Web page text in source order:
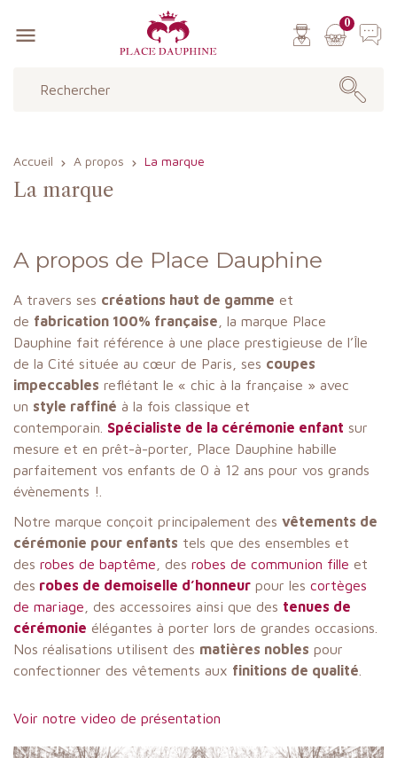
 0
Accueil A propos La marque
La marque
A propos de Place Dauphine
A travers ses créations haut de gamme et
de fabrication 100% française , la marque Place
Dauphine fait référence à une place prestigieuse de l’Île
de la Cité située au cœur de Paris, ses coupes
impeccables reflétant le « chic à la française » avec
un style raffiné à la fois classique et
contemporain. Spécialiste de la cérémonie enfant sur
mesure et en prêt-à-porter, Place Dauphine habille
parfaitement vos enfants de 0 à 12 ans pour vos grands
évènements !.
Notre marque conçoit principalement des vêtements de
cérémonie pour enfants tels que des ensembles et
des robes de baptême , des robes de communion fille et
des robes de demoiselle d’honneur pour les cortèges
de mariage , des accessoires ainsi que des tenues de
cérémonie élégantes à porter lors de grandes occasions.
Nos réalisations utilisent des matières nobles pour
confectionner des vêtements aux finitions de qualité
Voir notre video de présentation